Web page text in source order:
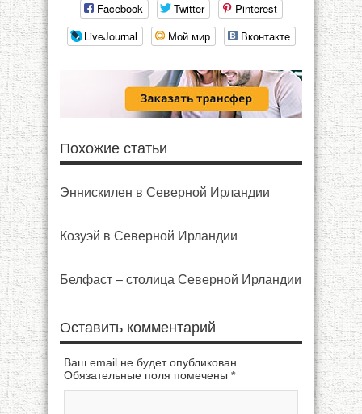
Facebook Twitter
Pinterest
LiveJournal
Мой мир Вконтакте
Похожие статьи
Эннискилен в Северной Ирландии
Козуэй в Северной Ирландии
Белфаст – столица Северной Ирландии
Оставить комментарий
Ваш email не будет опубликован.
Обязательные поля помечены *